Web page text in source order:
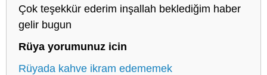
Çok teşekkür ederim inşallah beklediğim haber
gelir bugun
Rüya yorumunuz icin
Rüyada kahve ikram edememek